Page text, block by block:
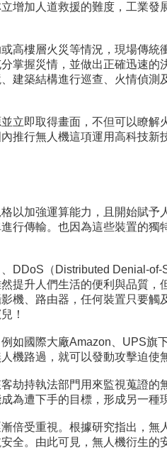
增加人道救援的難度，工業
高樓層火災等情況，現場傳
掌握災情，並做出正確迅速
建築結構進行巡查、火情偵
立即取得畫面，不但可以瞭
推行無人機這項運用高科技新
以加強運算能力，且開始賦
行傳輸。也因為這些裝置的
DDoS（Distributed Denial-
提升人們生活的便利與品質
機、路由器，任何裝置只要
！
如國際大廠Amazon、UPS
機路過，就可以發動攻擊迫使
劫持執法部門用來監視蒐證
為遭下手的目標，形成另一種
倍受重視。根據研究指出，
全。由此可見，無人機衍生的